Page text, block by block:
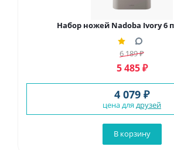
Набор ножей Nadoba Ivory 6
6 189₽
5 485₽
4 079 ₽
цена для друзей
В корзину